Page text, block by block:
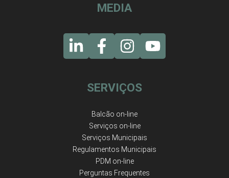
MEDIA
SERVIÇOS
Balcão on-line
Serviços on-line
Serviços Municipais
Regulamentos Municipais
PDM on-line
Perguntas Frequentes